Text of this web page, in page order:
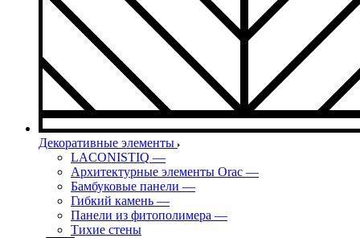
Декоративные элементы
LACONISTIQ —
Архитектурные элементы Orac —
Бамбуковые панели —
Гибкий камень —
Панели из фитополимера —
Тихие стены